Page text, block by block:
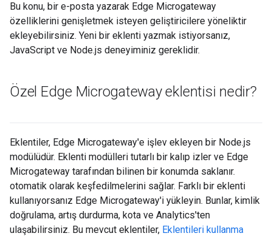
Bu konu, bir e-posta yazarak Edge Microgateway
özelliklerini genişletmek isteyen geliştiricilere yöneliktir
ekleyebilirsiniz. Yeni bir eklenti yazmak istiyorsanız,
JavaScript ve Node.js deneyiminiz gereklidir.
Özel Edge Microgateway eklentisi nedir?
Eklentiler, Edge Microgateway'e işlev ekleyen bir Node.js
modülüdür. Eklenti modülleri tutarlı bir kalıp izler ve Edge
Microgateway tarafından bilinen bir konumda saklanır.
otomatik olarak keşfedilmelerini sağlar. Farklı bir eklenti
kullanıyorsanız Edge Microgateway'i yükleyin. Bunlar, kimlik
doğrulama, artış durdurma, kota ve Analytics'ten
ulaşabilirsiniz. Bu mevcut eklentiler, Eklentileri kullanma